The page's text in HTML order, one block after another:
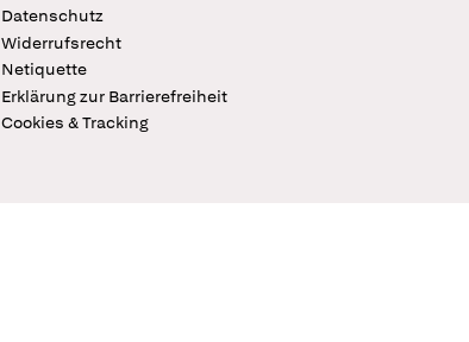
Datenschutz
Widerrufsrecht
Netiquette
Erklärung zur Barrierefreiheit
Cookies & Tracking